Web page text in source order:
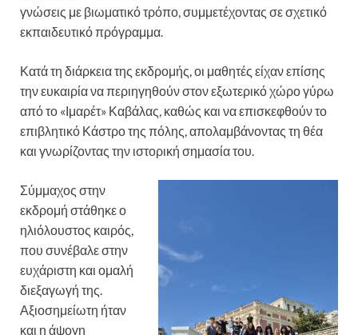
γνώσεις με βιωματικό τρόπο, συμμετέχοντας σε σχετικό
εκπαιδευτικό πρόγραμμα.
Κατά τη διάρκεια της εκδρομής, οι μαθητές είχαν επίσης
την ευκαιρία να περιηγηθούν στον εξωτερικό χώρο γύρω
από το «Ιμαρέτ» Καβάλας, καθώς και να επισκεφθούν το
επιβλητικό Κάστρο της πόλης,απολαμβάνοντας τη θέα
και γνωρίζοντας την ιστορική σημασία του.
Σύμμαχος στην
εκδρομή στάθηκε ο
ηλιόλουστος καιρός,
που συνέβαλε στην
ευχάριστη και ομαλή
διεξαγωγή της.
Αξιοσημείωτη ήταν
και η άψογη